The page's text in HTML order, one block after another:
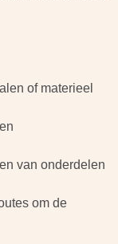
of materieel
van onderdelen
om de